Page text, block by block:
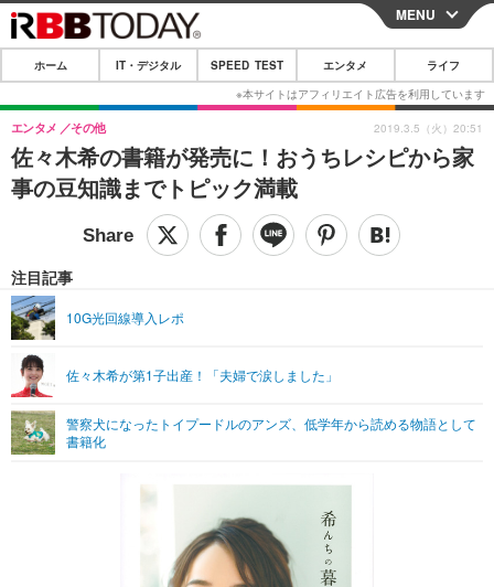
CLOSE
ホーム
IT・デジタル
IT・デジタルTOP スマートフォン
ショッピング その他
SPEED TEST
エンタメTOP 映画・ドラマ
グラビア
ショッピング その他
ライフTOP
リリース一覧
プッシュ通知の停止方法
MENU
ホーム IT・デジタル SPEED TEST エンタメ ライフ
佐々木希の書籍が発売に！おうちレシピから家
事の豆知識までトピック満載
エンタメ その他
注目記事
10G光回線導入レポ
佐々木希が第1子出産！「夫婦で涙しました」
警察犬になったトイプードルのアンズ、低学年から読める物語として
書籍化
2019.3.5（火）20:51